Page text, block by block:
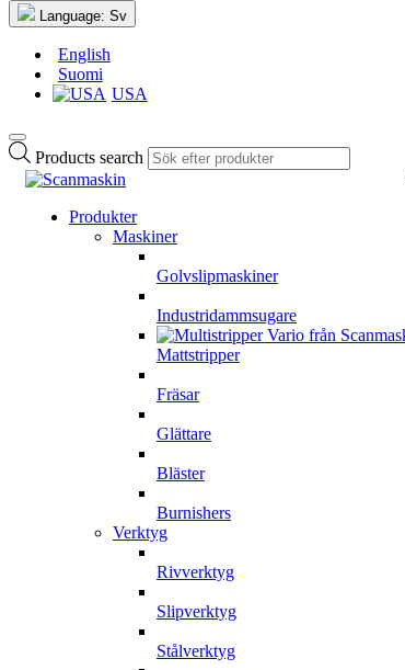
Language: Sv
English
Suomi
USA
Products search
Produkter
Maskiner
Golvslipmaskiner
Industridammsugare
Mattstripper
Fräsar
Glättare
Bläster
Burnishers
Verktyg
Rivverktyg
Slipverktyg
Stålverktyg